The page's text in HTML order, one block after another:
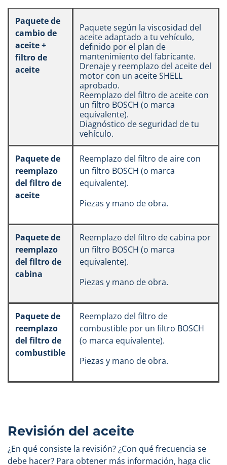
Paquete de
cambio de
aceite +
filtro de
aceite
Paquete según la viscosidad del
aceite adaptado a tu vehículo,
definido por el plan de
mantenimiento del fabricante.
Drenaje y reemplazo del aceite del
motor con un aceite SHELL
aprobado.
Reemplazo del filtro de aceite con
un filtro BOSCH (o marca
equivalente).
Diagnóstico de seguridad de tu
vehículo.
Paquete de
reemplazo
del filtro de
aceite
Reemplazo del filtro de aire con
un filtro BOSCH (o marca
equivalente).
Piezas y mano de obra.
Paquete de
reemplazo
del filtro de
cabina
Reemplazo del filtro de cabina por
un filtro BOSCH (o marca
equivalente).
Piezas y mano de obra.
Paquete de
reemplazo
del filtro de
combustible
Reemplazo del filtro de
combustible por un filtro BOSCH
(o marca equivalente).
Piezas y mano de obra.
Revisión del aceite
¿En qué consiste la revisión? ¿Con qué frecuencia se
debe hacer? Para obtener más información, haga clic